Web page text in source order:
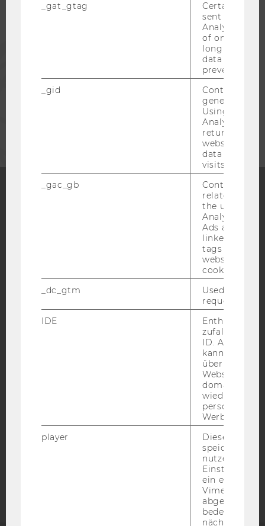
ALUMNI
MITARBEITENDE
Blog
Bluesky
BARRIEREFREIHEITSERKLÄRUNG WEBSEITE
DATENSCHUTZERKLÄRUNG SOCIAL MEDIA
STUDIENBEWERBER*INNEN UND STUDIERENDE
COOKIE EINSTELLUNGEN
Barrierefreiheitserklärung
_gat_gtag
Certain data
sent to
Analytics a
of once per
long as it is
data
prevented.
_gid
Contains a
generated
Using this
Analytics can
returning
website and
data from
visits.
_gac_gb
Contains
related
the user. If
Analytics and
Ads accounts
linked, the
tags on the
website read
cookie.
_dc_gtm
Used to
request rate.
IDE
Enthält eine
ID. Anhand
kann Google
über
Websites
Werbung
player
Dieses Cookie
speichert
ein
Vimeo-Video
abgespielt
bedeutet,
nächsten